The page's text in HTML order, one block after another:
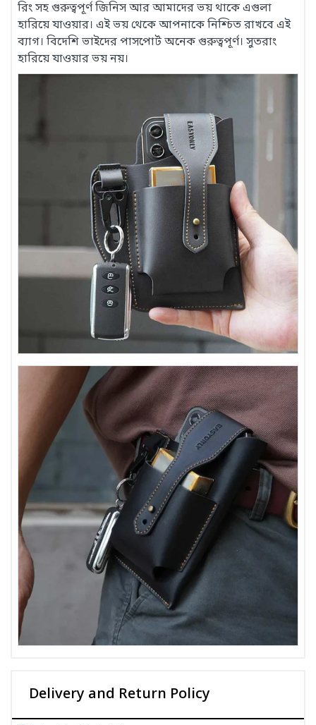
রিং সহ গুরুত্বপূর্ণ জিনিস আর আমাদের ভয় থাকে এগুলা
হারিয়ে যাওয়ার। এই ভয় থেকে আপনাকে নিশ্চিত রাখবে এই
ব্যাগ। বিদেশি ভাইদের পাসপোর্ট অনেক গুরুত্বপূর্ণ। সুতরাং
হারিয়ে যাওয়ার ভয় নয়।
Delivery and Return Policy